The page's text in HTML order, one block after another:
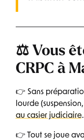
⚖️ Vous
CRPC à
👉 Sans
lourde
au casier judiciaire
👉 Tout se joue